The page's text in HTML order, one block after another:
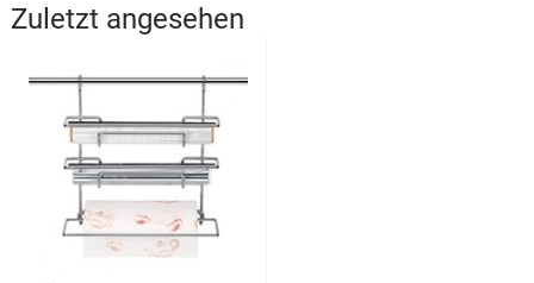
Zuletzt angesehen